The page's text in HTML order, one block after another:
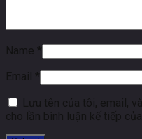
Name *
Email *
Lưu tên của tôi, email,
cho lần bình luận kế tiếp